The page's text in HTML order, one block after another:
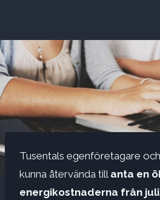
Tusentals egenföretagare
kunna återvända till anta en
energikostnaderna från juli